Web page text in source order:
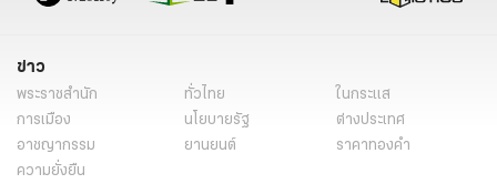
ข่าว
พระราชสำนัก ทั่วไทย
ในกระแส
การเมือง
นโยบายรัฐ
ต่างประเทศ
อาชญากรรม
ยานยนต์
ราคาทองคำ
ความยั่งยืน